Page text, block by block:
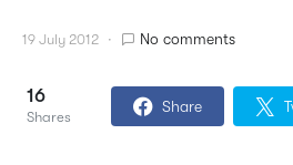
19 July 2012 No comments
16
Shares
Share